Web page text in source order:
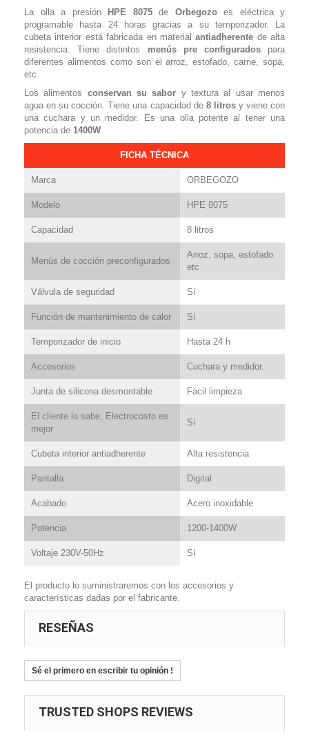
La olla a presión HPE 8075de Orbegozoes eléctrica y
programable hasta 24 horas gracias a su temporizador. La
cubeta interior está fabricada en materialantiadherente de alta
resistencia. Tiene distintos menús pre configuradospara
diferentes alimentos como son el arroz, estofado, carne, sopa,
etc.
Los alimentos conservan su sabor y textura al usar menos
agua en su cocción. Tiene una capacidad de 8 litrosy viene con
una cuchara y un medidor. Es una olla potente al tener una
potencia de 1400W.
FICHA TÉCNICA
Marca ORBEGOZO
Modelo HPE 8075
Capacidad 8 litros
Menús de cocción preconfigurados
Arroz, sopa, estofado
etc
Válvula de seguridad Sí
Función de mantenimiento de calor Sí
Temporizador de inicio Hasta 24 h
Accesorios Cuchara y medidor.
Junta de silicona desmontable Fácil limpieza
El cliente lo sabe, Electrocosto es
mejor
Sí
Cubeta interior antiadherente Alta resistencia
Pantalla Digital
Acabado Acero inoxidable
Potencia 1200-1400W
Voltaje 230V-50Hz Sí
El producto lo suministraremos con los accesorios y
características dadas por el fabricante.
RESEÑAS
Sé el primero en escribir tu opinión !
TRUSTED SHOPS REVIEWS